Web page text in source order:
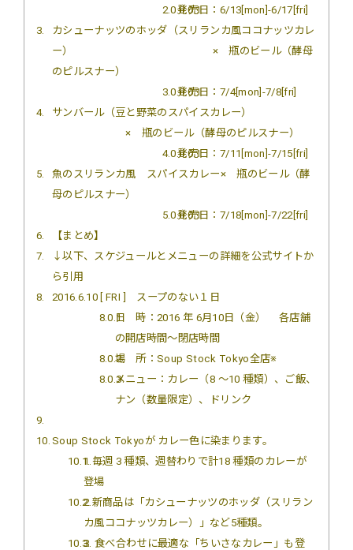
2.0.0.0.1
発売日：6/13[mon]-6/17[fri]
3
カシューナッツのホッダ（スリランカ風ココナッツカレ
ー） × 瓶のビール（酵母
のピルスナー）
3.0.0.0.1
発売日：7/4[mon]-7/8[fri]
4
サンバール（豆と野菜のスパイスカレー）
× 瓶のビール（酵母のピルスナー）
4.0.0.0.1
発売日：7/11[mon]-7/15[fri]
5
魚のスリランカ風 スパイスカレー× 瓶のビール（酵
母のピルスナー）
5.0.0.0.1
発売日：7/18[mon]-7/22[fri]
6
【まとめ】
7
↓以下、スケジュールとメニューの詳細を公式サイトか
ら引用
8
2016.6.10 [ FRI ] スープのない１日
8.0.1日 時：2016 年 6月10日（金） 各店舗
の開店時間～閉店時間
8.0.2場 所：Soup Stock Tokyo全店※
8.0.3メニュー：カレー（8 ～10 種類）、ご飯、
ナン（数量限定）、ドリンク
9
10 Soup Stock Tokyoが カレー色に染まります。
10.11.毎週 3 種類、週替わりで計18 種類のカレーが
登場
10.22.新商品は「カシューナッツのホッダ（スリラン
カ風ココナッツカレー）」など5種類。
10.33. 食べ合わせに最適な「ちいさなカレー」も登